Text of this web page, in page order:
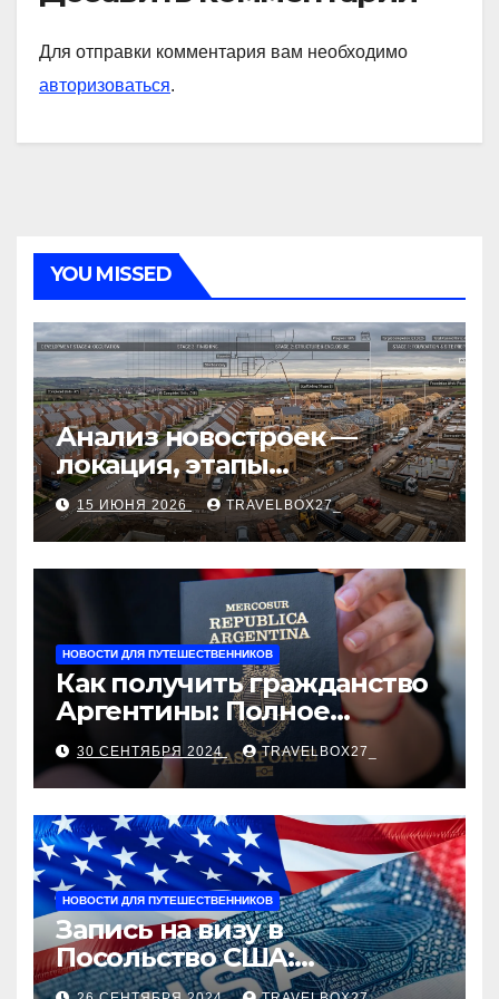
Для отправки комментария вам необходимо
авторизоваться.
YOU MISSED
Анализ новостроек —
локация, этапы
строительства, проверка
застройщика, сценарии
оформления сделки и
рыночные ориентиры
15 ИЮНЯ 2026 TRAVELBOX27_
НОВОСТИ ДЛЯ ПУТЕШЕСТВЕННИКОВ
Как получить гражданство
Аргентины: Полное
руководство
30 СЕНТЯБРЯ 2024 TRAVELBOX27_
НОВОСТИ ДЛЯ ПУТЕШЕСТВЕННИКОВ
Запись на визу в
Посольство США:
Пошаговое руководство